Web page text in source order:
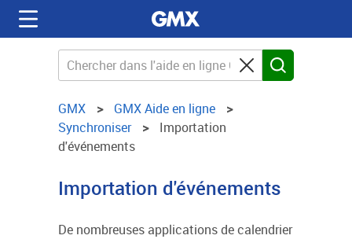
GMX
GMX Aide en ligne
Synchroniser
Importation
d'événements
Importation d'événements
De nombreuses applications de calendrier